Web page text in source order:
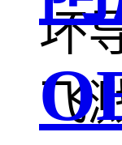
坏
飞